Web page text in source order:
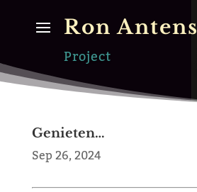
Ron Antens
Project
Genieten…
Sep 26, 2024